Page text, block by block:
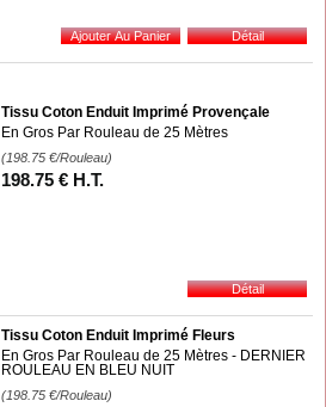
Tissu Coton Enduit Imprimé Provençale
En Gros Par Rouleau de 25 Mètres
(198.75 €/Rouleau)
198.75 € H.T.
Tissu Coton Enduit Imprimé Fleurs
En Gros Par Rouleau de 25 Mètres - DERNIER
ROULEAU EN BLEU NUIT
(198.75 €/Rouleau)